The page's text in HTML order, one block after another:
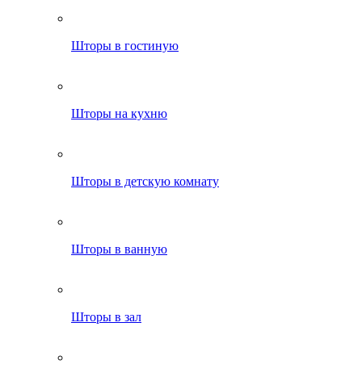
Шторы в гостиную
Шторы на кухню
Шторы в детскую комнату
Шторы в ванную
Шторы в зал